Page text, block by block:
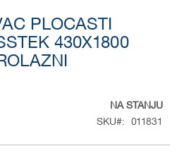
PLOCASTI
430X1800
NA STANJU
SKU
011831